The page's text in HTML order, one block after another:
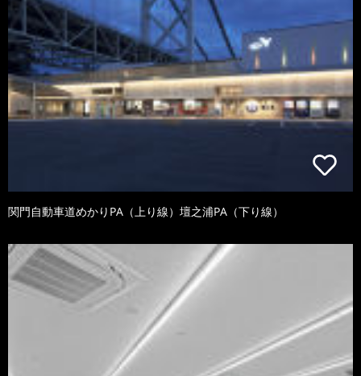
関門自動車道めかりPA（上り線）壇之浦PA（下り線）